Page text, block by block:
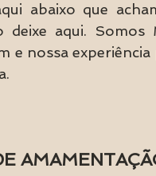
abaixo que
deixe aqui. Somos
e nossa